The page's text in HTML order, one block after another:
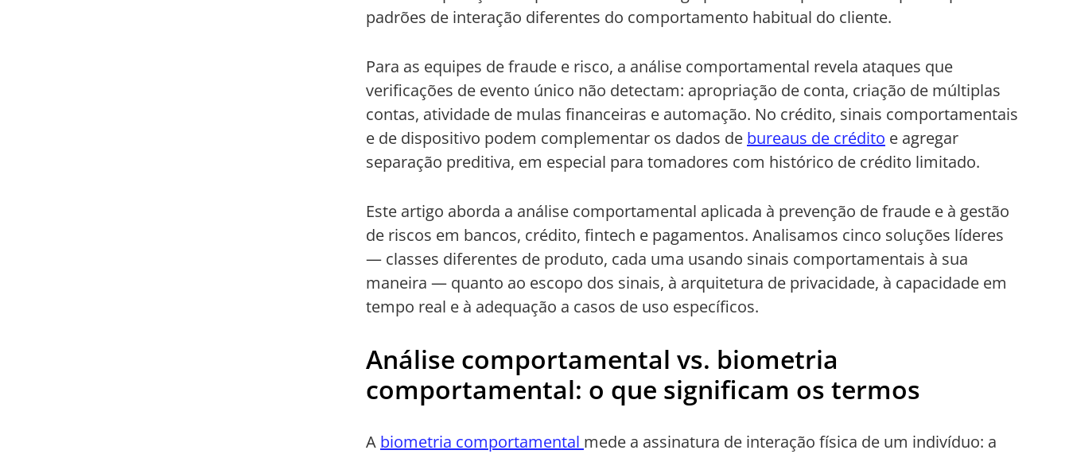
padrões de interação diferentes do comportamento habitual do cliente.
Para as equipes de fraude e risco, a análise comportamental revela ataques que
verificações de evento único não detectam: apropriação de conta, criação de múltiplas
contas, atividade de mulas financeiras e automação. No crédito, sinais comportamentais
e de dispositivo podem complementar os dados de bureaus de crédito e agregar
separação preditiva, em especial para tomadores com histórico de crédito limitado.
Este artigo aborda a análise comportamental aplicada à prevenção de fraude e à gestão
de riscos em bancos, crédito, fintech e pagamentos. Analisamos cinco soluções líderes
— classes diferentes de produto, cada uma usando sinais comportamentais à sua
maneira — quanto ao escopo dos sinais, à arquitetura de privacidade, à capacidade em
tempo real e à adequação a casos de uso específicos.
Análise comportamental vs. biometria
comportamental: o que significam os termos
A biometria comportamental mede a assinatura de interação física de um indivíduo: a